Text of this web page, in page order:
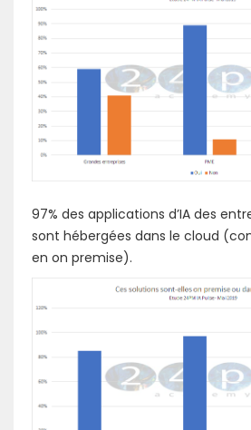
97% des applications d’IA des
sont hébergées dans le cloud
en on premise).